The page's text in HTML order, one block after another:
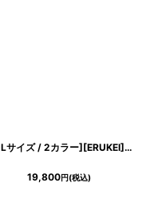
[ XS-Lサイズ / 2カラー][ERUKEI]プリント・サテン・ノースリーブ・Aライン・ミディアムドレス・ワンピース[送料無料]
19,800円(税込)